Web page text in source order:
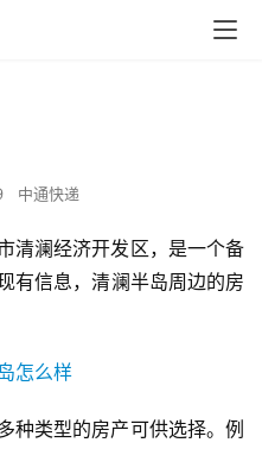
中通快递
清澜经济开发区，是一个备
有信息，清澜半岛周边的房
种类型的房产可供选择。例